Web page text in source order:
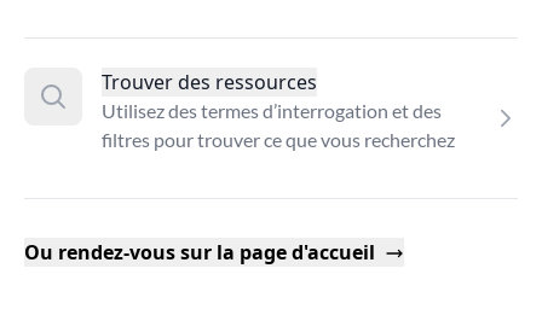
Trouver des ressources
Utilisez des termes d’interrogation et des
filtres pour trouver ce que vous recherchez
Ou rendez-vous sur la page d'accueil